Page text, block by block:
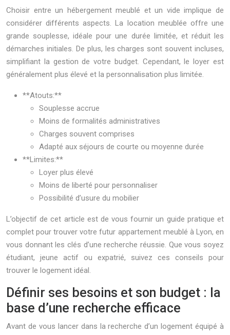
Choisir entre un hébergement meublé et un vide implique de
considérer différents aspects. La location meublée offre une
grande souplesse, idéale pour une durée limitée, et réduit les
démarches initiales. De plus, les charges sont souvent incluses,
simplifiant la gestion de votre budget. Cependant, le loyer est
généralement plus élevé et la personnalisation plus limitée.
**Atouts:**
Souplesse accrue
Moins de formalités administratives
Charges souvent comprises
Adapté aux séjours de courte ou moyenne durée
**Limites:**
Loyer plus élevé
Moins de liberté pour personnaliser
Possibilité d’usure du mobilier
L’objectif de cet article est de vous fournir un guide pratique et
complet pour trouver votre futur appartement meublé à Lyon, en
vous donnant les clés d’une recherche réussie. Que vous soyez
étudiant, jeune actif ou expatrié, suivez ces conseils pour
trouver le logement idéal.
Définir ses besoins et son budget : la
base d’une recherche efficace
Avant de vous lancer dans la recherche d’un logement équipé à